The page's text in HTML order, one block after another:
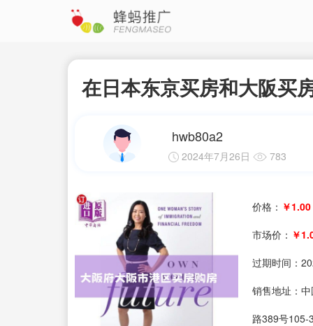
在日本东京买房和大阪买
hwb80a2
2024年7月26日 783
价格： ￥1.00
市场价： ￥
过期时间：
销售地址：
路389号105-